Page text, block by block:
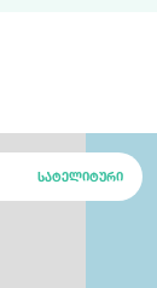
სატელიტური